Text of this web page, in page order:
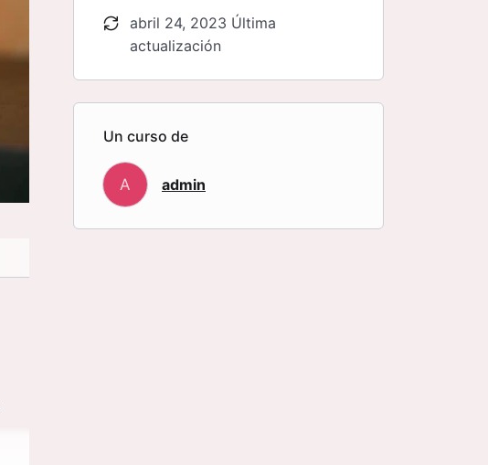
abril 24, 2023 Última
actualización
Un curso de
A admin